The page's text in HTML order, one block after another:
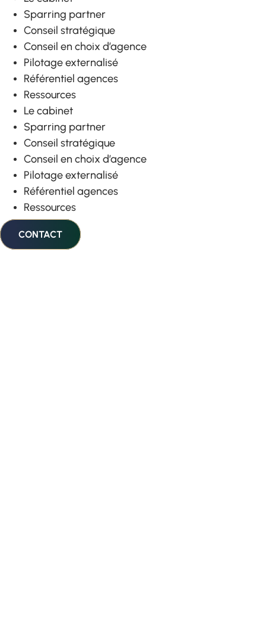
Sparring partner
Conseil stratégique
Conseil en choix d’agence
Pilotage externalisé
Référentiel agences
Ressources
Le cabinet
Sparring partner
Conseil stratégique
Conseil en choix d’agence
Pilotage externalisé
Référentiel agences
Ressources
CONTACT